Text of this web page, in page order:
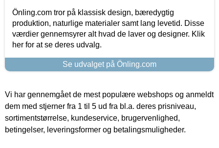
Önling.com tror på klassisk design, bæredygtig
produktion, naturlige materialer samt lang levetid. Disse
værdier gennemsyrer alt hvad de laver og designer. Klik
her for at se deres udvalg.
Se udvalget på Önling.com
Vi har gennemgået de mest populære webshops og anmeldt
dem med stjerner fra 1 til 5 ud fra bl.a. deres prisniveau,
sortimentstørrelse, kundeservice, brugervenlighed,
betingelser, leveringsformer og betalingsmuligheder.